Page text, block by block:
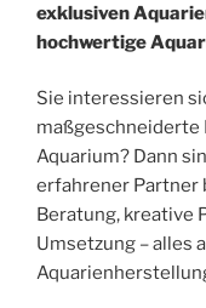
exklusiven
hochwertige
Sie interessieren
Aquarium? Dann
erfahrener Partner
Beratung, kreative
Umsetzung – alles